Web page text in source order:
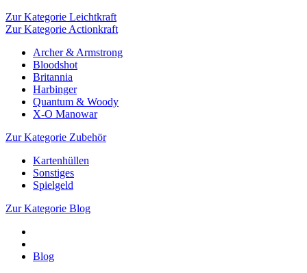
Zur Kategorie Leichtkraft
Zur Kategorie Actionkraft
Archer & Armstrong
Bloodshot
Britannia
Harbinger
Quantum & Woody
X-O Manowar
Zur Kategorie Zubehör
Kartenhüllen
Sonstiges
Spielgeld
Zur Kategorie Blog
Blog